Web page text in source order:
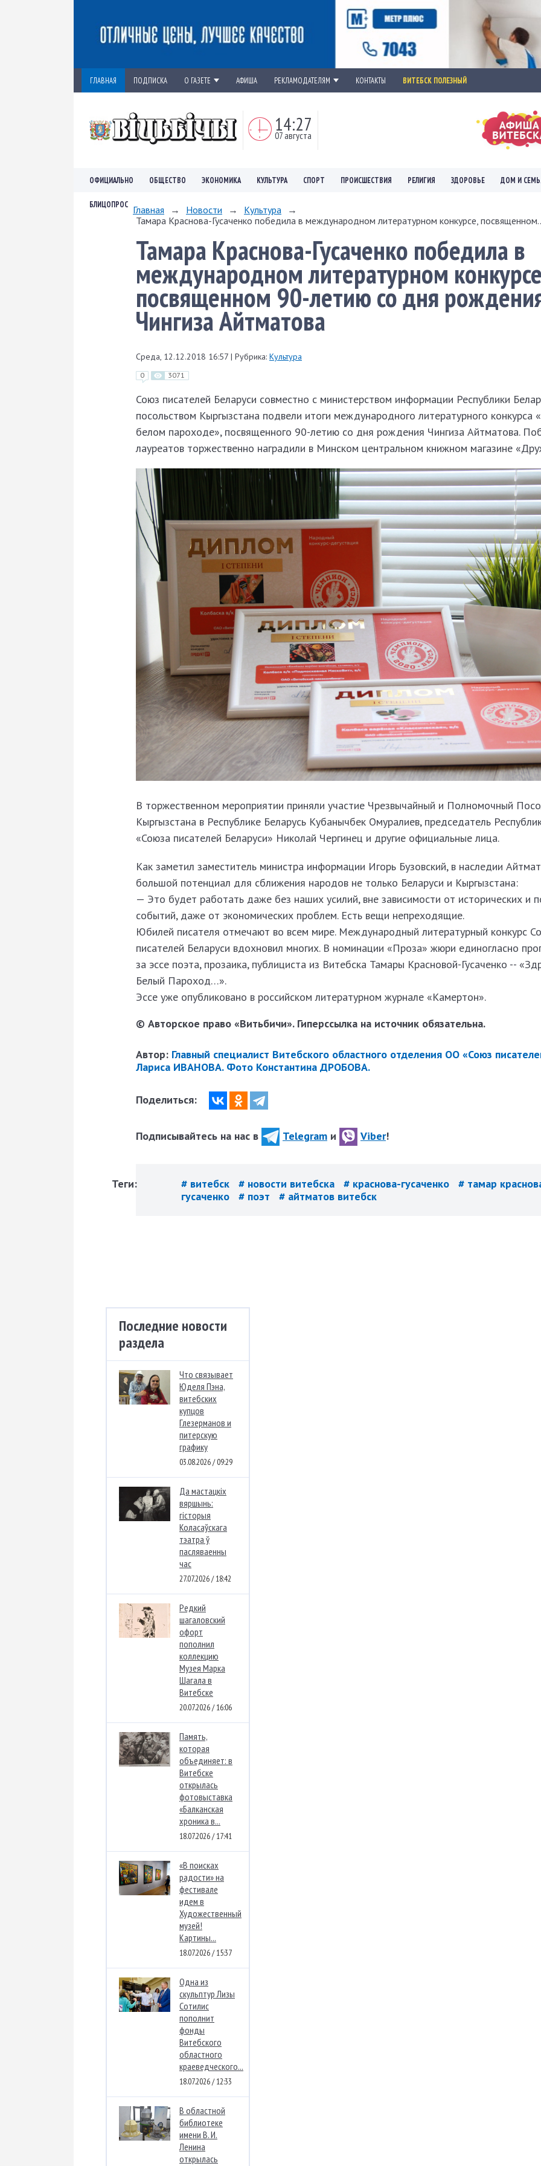
ГЛАВНАЯ ПОДПИСКА О ГАЗЕТЕ АФИША РЕКЛАМОДАТЕЛЯМ КОНТАКТЫ ВИТЕБСК ПОЛЕЗНЫЙ
14:27
07 августа
ОФИЦИАЛЬНО ОБЩЕСТВО ЭКОНОМИКА КУЛЬТУРА СПОРТ ПРОИСШЕСТВИЯ РЕЛИГИЯ ЗДОРОВЬЕ ДОМ И
БЛИЦОПРОС Главная → Новости → Культура
→
Тамара Краснова-Гусаченко победила в международном литературном конкурсе,
Тамара Краснова-Гусаченко победила в
международном литературном
посвященном 90-летию со дня
Чингиза Айтматова
Среда, 12.12.2018 16:57 | Рубрика: Культура
0 3071
Союз писателей Беларуси совместно с министерством информации Республики
посольством Кыргызстана подвели итоги международного литературного конкурса
белом пароходе», посвященного 90-летию со дня рождения Чингиза Айтматова.
лауреатов торжественно наградили в Минском центральном книжном магазине
В торжественном мероприятии приняли участие Чрезвычайный и Полномочный
Кыргызстана в Республике Беларусь Кубанычбек Омуралиев, председатель
«Союза писателей Беларуси» Николай Чергинец и другие официальные лица.
Как заметил заместитель министра информации Игорь Бузовский, в наследии
большой потенциал для сближения народов не только Беларуси и Кыргызстана:
— Это будет работать даже без наших усилий, вне зависимости от исторических и
событий, даже от экономических проблем. Есть вещи непреходящие.
Юбилей писателя отмечают во всем мире. Международный литературный конкурс
писателей Беларуси вдохновил многих. В номинации «Проза» жюри единогласно
за эссе поэта, прозаика, публициста из Витебска Тамары Красновой-Гусаченко --
Белый Пароход…».
Эссе уже опубликовано в российском литературном журнале «Камертон».
© Авторское право «Витьбичи». Гиперссылка на источник обязательна.
Автор: Главный специалист Витебского областного отделения ОО «Союз
Лариса ИВАНОВА. Фото Константина ДРОБОВА.
Поделиться:
Подписывайтесь на нас в Telegram и Viber!
Теги: # витебск # новости витебска # краснова-гусаченко
# тамар
гусаченко
# поэт # айтматов витебск
Последние новости
раздела
Что связывает
Юделя Пэна,
витебских
купцов
Глезерманов и
питерскую
графику
03.08.2026 / 09:29
Да мастацкіх
вяршынь:
гісторыя
Коласаўскага
тэатра ў
пасляваенны
час
27.07.2026 / 18:42
Редкий
шагаловский
офорт
пополнил
коллекцию
Музея Марка
Шагала в
Витебске
20.07.2026 / 16:06
Память,
которая
объединяет: в
Витебске
открылась
фотовыставка
«Балканская
хроника в...
18.07.2026 / 17:41
«В поисках
радости» на
фестивале
идем в
Художественный
музей!
Картины...
18.07.2026 / 15:37
Одна из
скульптур Лизы
Сотилис
пополнит
фонды
Витебского
областного
краеведческого...
18.07.2026 / 12:33
В областной
библиотеке
имени В. И.
Ленина
открылась